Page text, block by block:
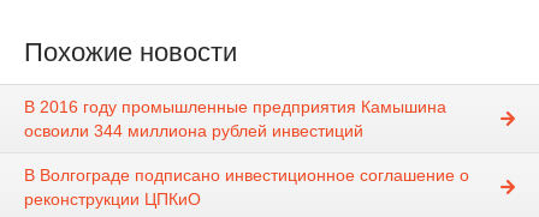
Похожие новости
В 2016 году промышленные предприятия Камышина
освоили 344 миллиона рублей инвестиций
В Волгограде подписано инвестиционное соглашение о
реконструкции ЦПКиО